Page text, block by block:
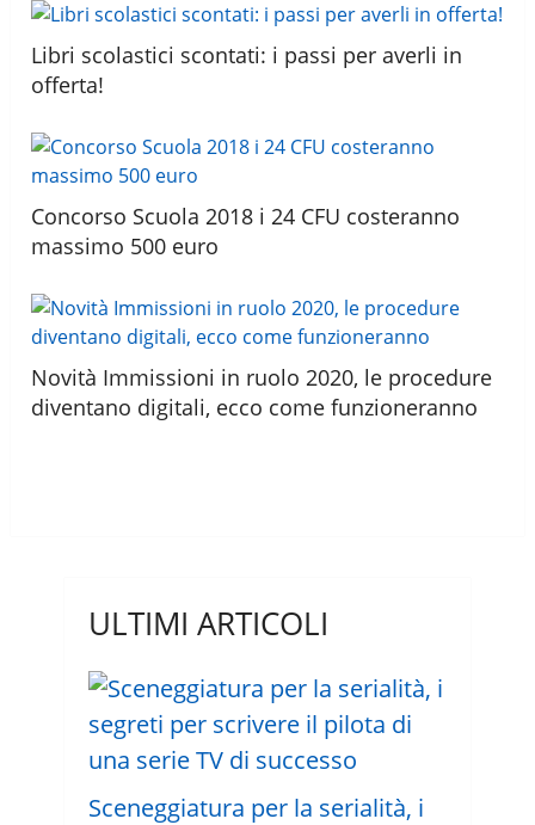
Libri scolastici scontati: i passi per averli in
offerta!
Concorso Scuola 2018 i 24 CFU costeranno
massimo 500 euro
Novità Immissioni in ruolo 2020, le procedure
diventano digitali, ecco come funzioneranno
ULTIMI ARTICOLI
Sceneggiatura per la serialità, i